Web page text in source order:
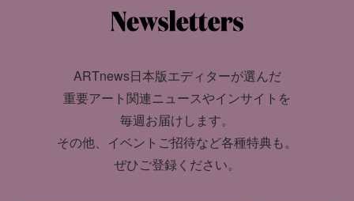
ARTnews日本版エディターが選んだ
重要アート関連ニュースやインサイトを
毎週お届けします。
その他、イベントご招待など各種特典も。
ぜひご登録ください。